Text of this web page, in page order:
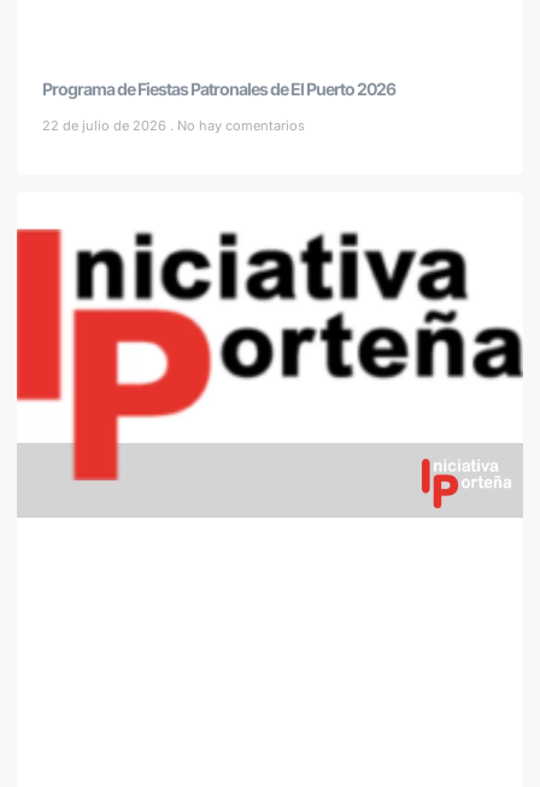
Programa de Fiestas Patronales de El Puerto 2026
22 de julio de 2026 No hay comentarios